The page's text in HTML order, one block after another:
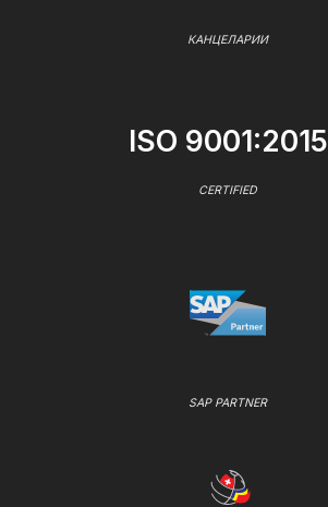
КАНЦЕЛАРИИ
ISO 9001:2015
CERTIFIED
SAP PARTNER